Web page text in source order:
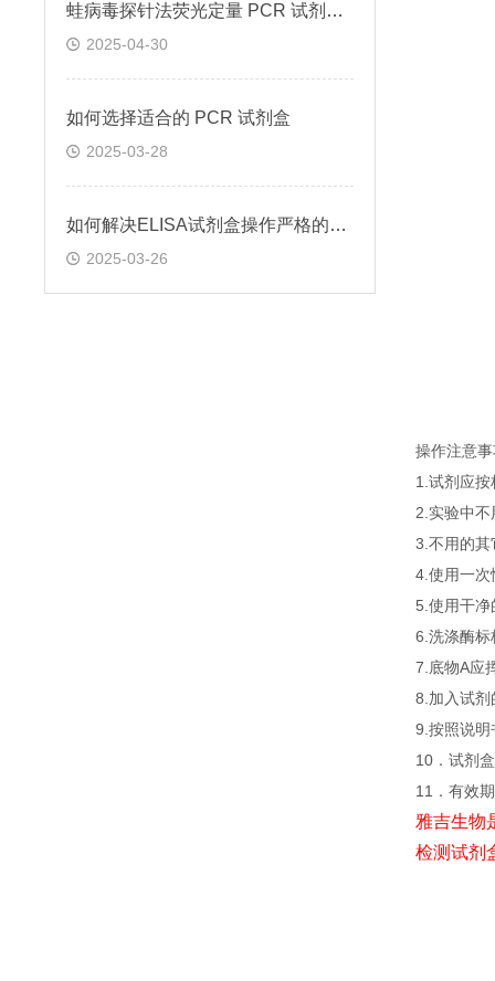
蛙病毒探针法荧光定量 PCR 试剂盒定量定性检测
2025-04-30
如何选择适合的 PCR 试剂盒
2025-03-28
如何解决ELISA试剂盒操作严格的问题
2025-03-26
操作注意
1.试剂应
2.实验中
3.不用的其
4.使用一次
5.使用干净
6.洗涤酶标
7.底物A应
8.加入试剂
9.按照说明
10．试剂
11．有效
雅吉生物
检测试剂